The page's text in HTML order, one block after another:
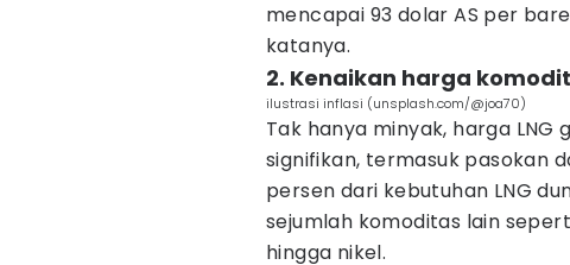
mencapai 93 dolar AS per
katanya.
2. Kenaikan harga
ilustrasi inflasi (unsplash.com/@joa70)
Tak hanya minyak, harga
signifikan, termasuk pasokan
persen dari kebutuhan LNG
sejumlah komoditas lain
hingga nikel.